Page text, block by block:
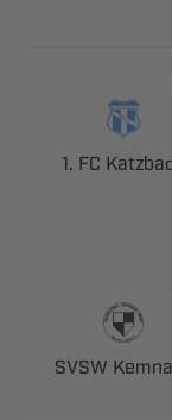
 
